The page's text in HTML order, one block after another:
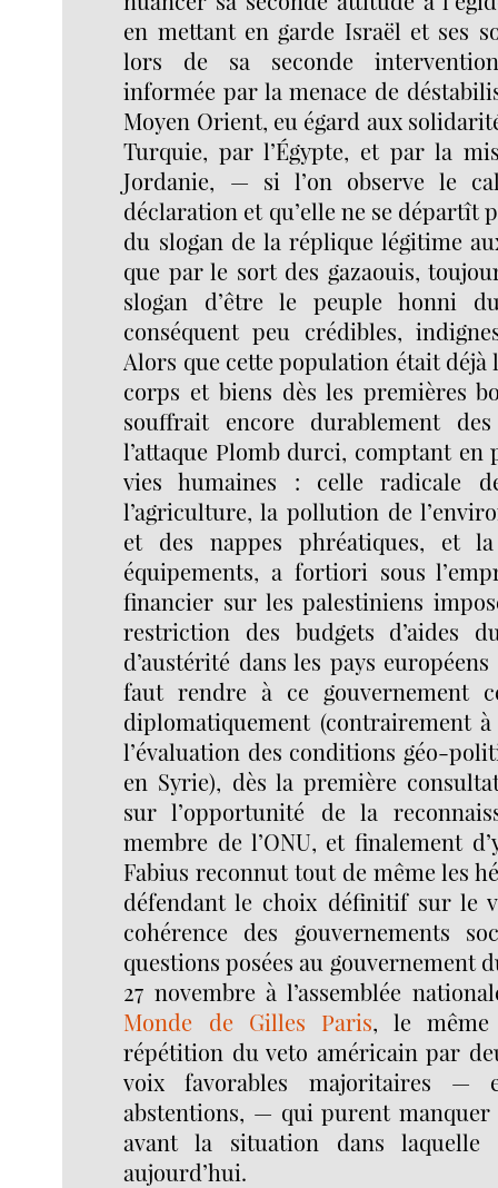
en mettant en garde Israël et ses
lors de sa seconde
informée par la menace de
Moyen Orient, eu égard aux
Turquie, par l’Égypte, et par la
Jordanie, — si l’on observe le
déclaration et qu’elle ne se départît
du slogan de la réplique légitime
que par le sort des gazaouis,
slogan d’être le peuple honni
conséquent peu crédibles,
Alors que cette population était déjà
corps et biens dès les premières
souffrait encore durablement
l’attaque Plomb durci, comptant en
vies humaines : celle radicale
l’agriculture, la pollution de
et des nappes phréatiques, et
équipements, a fortiori sous
financier sur les palestiniens
restriction des budgets d’aides
d’austérité dans les pays
faut rendre à ce gouvernement
diplomatiquement (contrairement
l’évaluation des conditions géo-
en Syrie), dès la première
sur l’opportunité de la
membre de l’ONU, et finalement
Fabius reconnut tout de même les
défendant le choix définitif sur le
cohérence des gouvernements
questions posées au gouvernement
27 novembre à l’assemblée
Monde de Gilles Paris, le
répétition du veto américain par
voix favorables majoritaires —
abstentions, — qui purent
avant la situation dans laquelle
aujourd’hui.